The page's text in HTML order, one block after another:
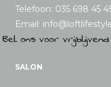
Telefoon: 035 698 45
Email:
SALON